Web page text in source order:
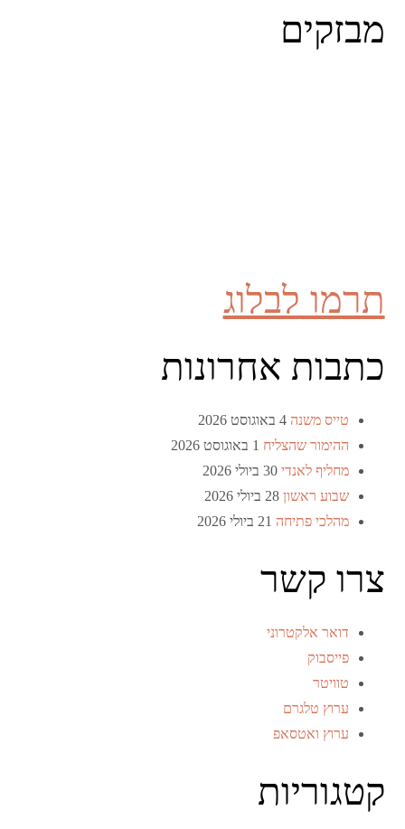
מבזקים
תרמו לבלוג
כתבות אחרונות
טייס משנה 4 באוגוסט 2026
ההימור שהצליח 1 באוגוסט 2026
מחליף לאנדי 30 ביולי 2026
שבוע ראשון 28 ביולי 2026
מהלכי פתיחה 21 ביולי 2026
צרו קשר
דואר אלקטרוני
פייסבוק
טוויטר
ערוץ טלגרם
ערוץ ואטסאפ
קטגוריות